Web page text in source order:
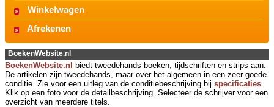
Winkelwagen
Afrekenen
BoekenWebsite.nl
BoekenWebsite.nl
biedt tweedehands boeken, tijdschriften en strips aan.
De artikelen zijn tweedehands, maar over het algemeen in een zeer goede
conditie. Zie voor een uitleg van de conditiebeschrijving bij specificaties.
Klik op een foto voor de detailbeschrijving. Selecteer de schrijver voor een
overzicht van meerdere titels.